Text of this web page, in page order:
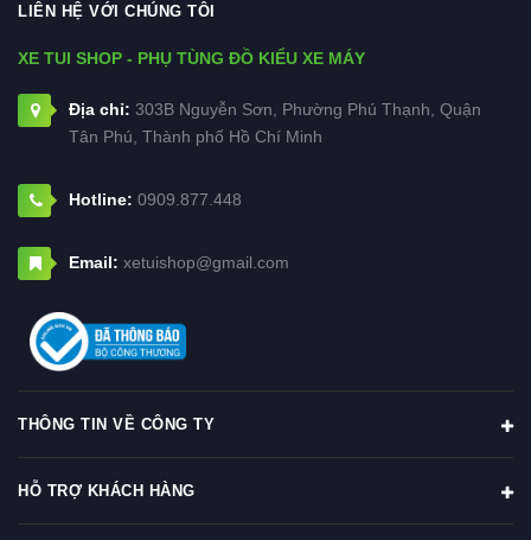
LIÊN HỆ VỚI CHÚNG TÔI
XE TUI SHOP - PHỤ TÙNG ĐỒ KIỂU XE MÁY
Địa chỉ: 303B Nguyễn Sơn, Phường Phú Thạnh, Quận
Tân Phú, Thành phố Hồ Chí Minh
Hotline: 0909.877.448
Email: xetuishop@gmail.com
THÔNG TIN VỀ CÔNG TY
HỖ TRỢ KHÁCH HÀNG